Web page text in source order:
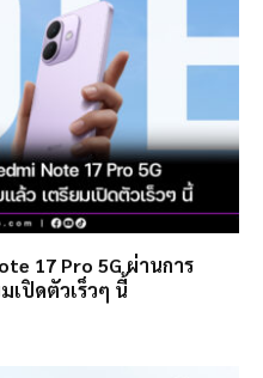
17 Pro 5G ผ่านการ
เปิดตัวเร็วๆ นี้